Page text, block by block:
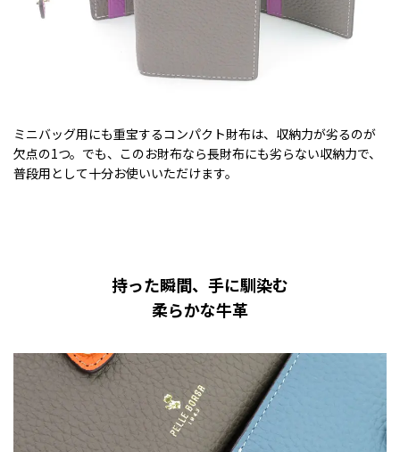
ミニバッグ用にも重宝するコンパクト財布は、収納力が劣るのが
欠点の1つ。でも、このお財布なら長財布にも劣らない収納力で、
普段用として十分お使いいただけます。
持った瞬間、手に馴染む
柔らかな牛革